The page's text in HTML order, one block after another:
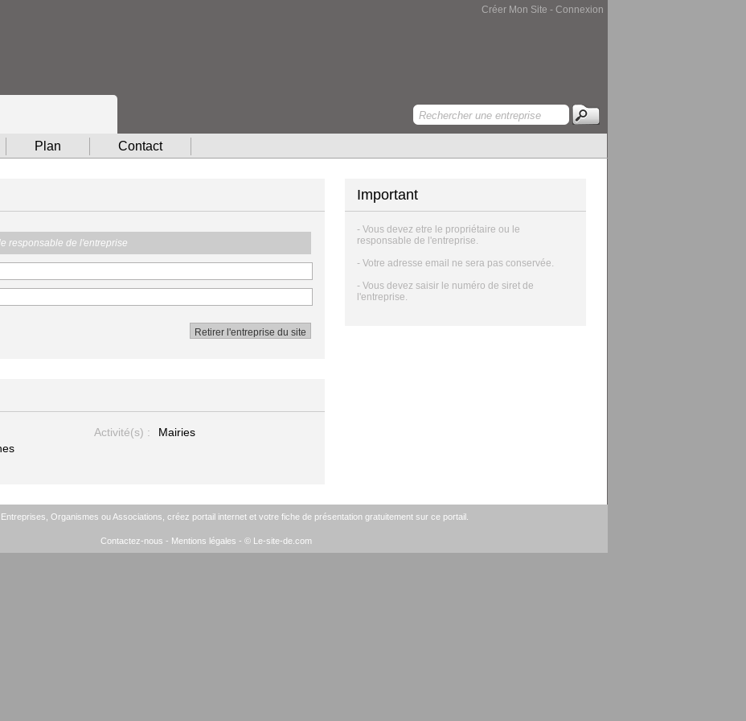
Créer Mon Site - Connexion
Plan Contact
responsable de l'entreprise
Activité(s) : Mairies
Important
- Vous devez etre le propriétaire ou le
responsable de l'entreprise.
- Votre adresse email ne sera pas conservée.
- Vous devez saisir le numéro de siret de
l'entreprise.
Entreprises, Organismes ou Associations, créez portail internet et votre fiche de présentation gratuitement sur ce portail.
Contactez-nous - Mentions légales - © Le-site-de.com